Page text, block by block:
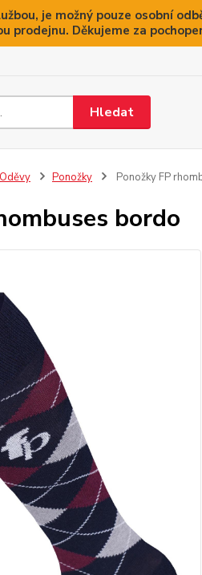
je možný pouze osobní
prodejnu. Děkujeme za
Hledat
Oděvy Ponožky Ponožky FP
bordo